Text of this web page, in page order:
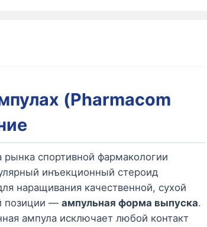
(Pharmacom
рынка спортивной фармакологии
инъекционный стероид
наращивания качественной, сухой
позиции — ампульная форма выпуска.
ампула исключает любой контакт